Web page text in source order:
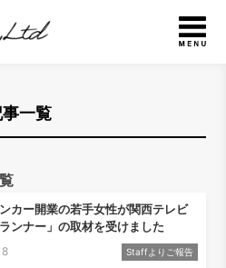
事一覧
カー開業の若手女性が関西テレビ
ランナー」の取材を受けました
Staffよりご報告